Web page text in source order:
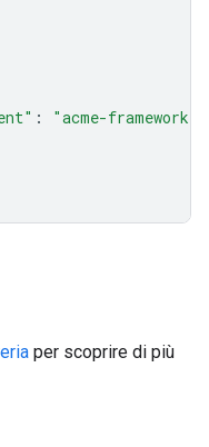
:
"acme-framework/
per scoprire di più